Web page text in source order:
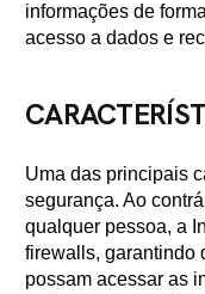
informações de
acesso a dados e
Uma das principais
segurança. Ao
qualquer pessoa, a
firewalls, garantindo
possam acessar as